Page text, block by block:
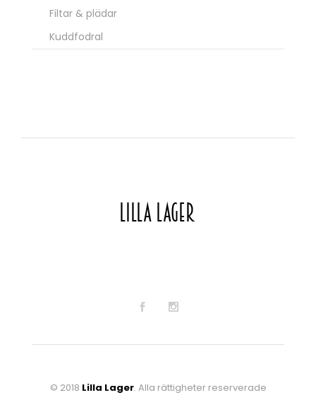
Filtar & plädar
Kuddfodral
© 2018 Lilla Lager. Alla rättigheter reserverade